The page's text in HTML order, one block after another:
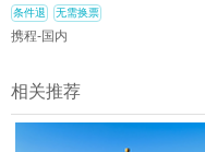
条件退 无需换票
携程-国内
相关推荐